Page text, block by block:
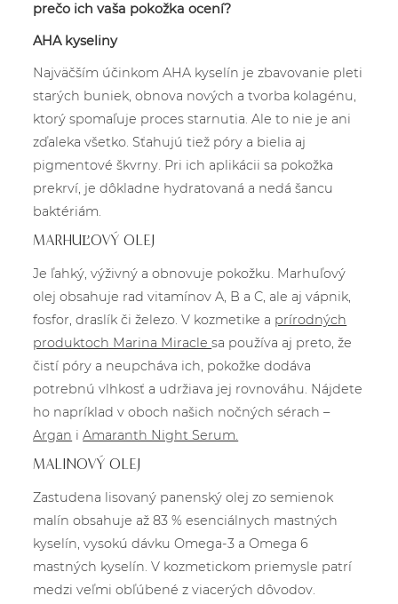
prečo ich vaša pokožka ocení?
AHA kyseliny
Najväčším účinkom AHA kyselín je zbavovanie pleti
starých buniek, obnova nových a tvorba kolagénu,
ktorý spomaľuje proces starnutia. Ale to nie je ani
zďaleka všetko. Sťahujú tiež póry a bielia aj
pigmentové škvrny. Pri ich aplikácii sa pokožka
prekrví, je dôkladne hydratovaná a nedá šancu
baktériám.
MARHUĽOVÝ OLEJ
Je ľahký, výživný a obnovuje pokožku. Marhuľový
olej obsahuje rad vitamínov A, B a C, ale aj vápnik,
fosfor, draslík či železo. V kozmetike a prírodných
produktoch Marina Miraclesa používa aj preto, že
čistí póry a neupcháva ich, pokožke dodáva
potrebnú vlhkosť a udržiava jej rovnováhu. Nájdete
ho napríklad v oboch našich nočných sérach –
Argan iAmaranth Night Serum.
MALINOVÝ OLEJ
Zastudena lisovaný panenský olej zo semienok
malín obsahuje až 83 % esenciálnych mastných
kyselín, vysokú dávku Omega-3 a Omega 6
mastných kyselín. V kozmetickom priemysle patrí
medzi veľmi obľúbené z viacerých dôvodov.